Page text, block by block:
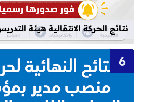
نتائج الحركة الانتقالية هيئة